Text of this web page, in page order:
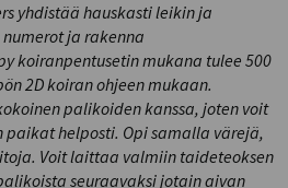
yhdistää hauskasti leikin ja
ja rakenna
koiranpentusetin mukana tulee 500
2D koiran ohjeen mukaan.
palikoiden kanssa, joten voit
helposti. Opi samalla värejä,
Voit laittaa valmiin taideteoksen
seuraavaksi jotain aivan